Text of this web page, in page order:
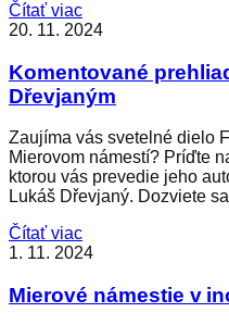
Čítať viac
20. 11. 2024
Komentované
Dřevjaným
Zaujíma vás svetelné dielo
Mierovom námestí? Príďte
ktorou vás prevedie jeho
Lukáš Dřevjaný. Dozviete
Čítať viac
1. 11. 2024
Mierové námestie v